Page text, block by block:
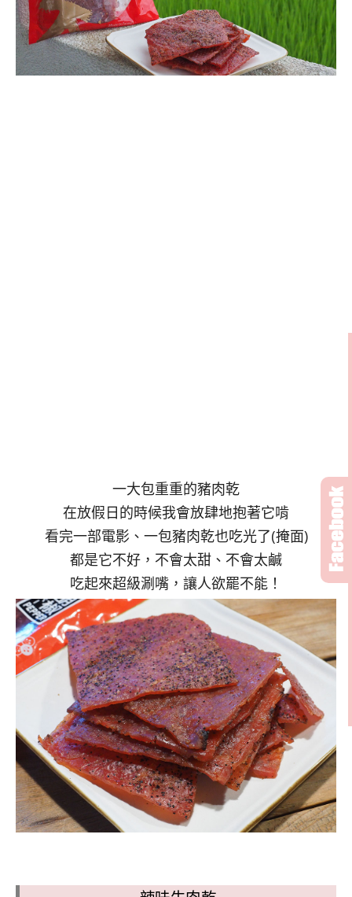
一大包重重的豬肉乾
在放假日的時候我會放肆地抱著它啃
看完一部電影、一包豬肉乾也吃光了(掩面)
都是它不好，不會太甜、不會太鹹
吃起來超級涮嘴，讓人欲罷不能！